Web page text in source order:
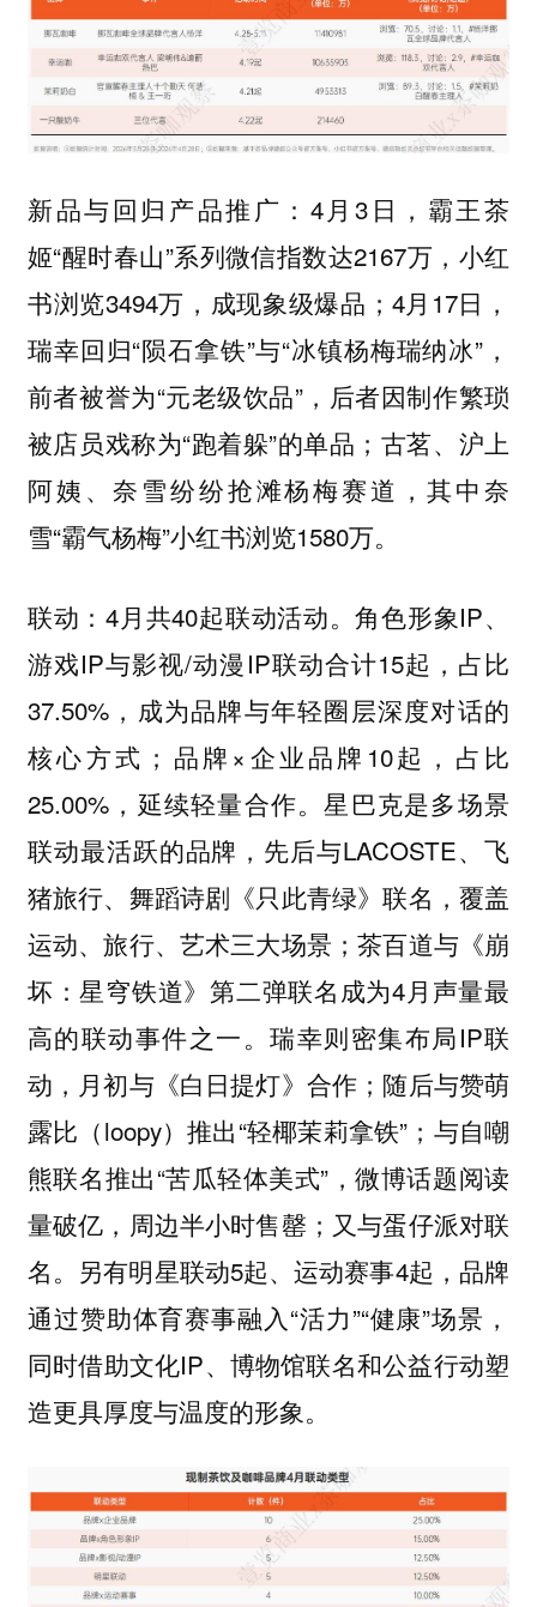
新品与回归产品推广：4月3日，霸王茶
姬“醒时春山”系列微信指数达2167万，小红
书浏览3494万，成现象级爆品；4月17日，
瑞幸回归“陨石拿铁”与“冰镇杨梅瑞纳冰”，
前者被誉为“元老级饮品”，后者因制作繁琐
被店员戏称为“跑着躲”的单品；古茗、沪上
阿姨、奈雪纷纷抢滩杨梅赛道，其中奈
雪“霸气杨梅”小红书浏览1580万。
联动：4月共40起联动活动。角色形象IP、
游戏IP与影视/动漫IP联动合计15起，占比
37.50%，成为品牌与年轻圈层深度对话的
核心方式；品牌×企业品牌10起，占比
25.00%，延续轻量合作。星巴克是多场景
联动最活跃的品牌，先后与LACOSTE、飞
猪旅行、舞蹈诗剧《只此青绿》联名，覆盖
运动、旅行、艺术三大场景；茶百道与《崩
坏：星穹铁道》第二弹联名成为4月声量最
高的联动事件之一。瑞幸则密集布局IP联
动，月初与《白日提灯》合作；随后与赞萌
露比（loopy）推出“轻椰茉莉拿铁”；与自嘲
熊联名推出“苦瓜轻体美式”，微博话题阅读
量破亿，周边半小时售罄；又与蛋仔派对联
名。另有明星联动5起、运动赛事4起，品牌
通过赞助体育赛事融入“活力”“健康”场景，
同时借助文化IP、博物馆联名和公益行动塑
造更具厚度与温度的形象。